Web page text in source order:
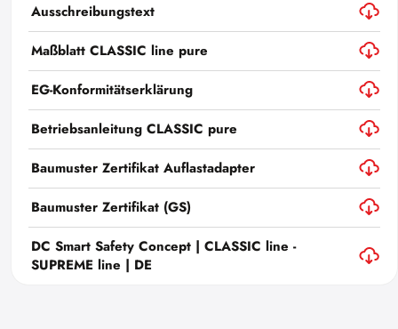
Ausschreibungstext
Maßblatt CLASSIC line pure
EG-Konformitätserklärung
Betriebsanleitung CLASSIC pure
Baumuster Zertifikat Auflastadapter
Baumuster Zertifikat (GS)
DC Smart Safety Concept | CLASSIC line -
SUPREME line | DE